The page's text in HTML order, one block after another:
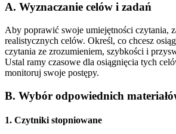
A. Wyznaczanie celów i zadań
Aby poprawić swoje umiejętności czytania,
realistycznych celów. Określ, co chcesz
czytania ze zrozumieniem, szybkości i
Ustal ramy czasowe dla osiągnięcia tych
monitoruj swoje postępy.
B. Wybór odpowiednich
1. Czytniki stopniowane